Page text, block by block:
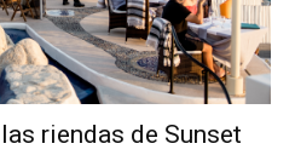
riendas de Sunset